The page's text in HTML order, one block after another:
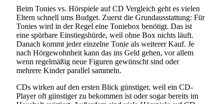
Beim Tonies vs. Hörspiele auf CD Vergleich geht es vielen
Eltern schnell ums Budget. Zuerst die Grundausstattung: Für
Tonies wird in der Regel eine Toniebox benötigt. Das ist
eine spürbare Einstiegshürde, weil ohne Box nichts läuft.
Danach kommt jeder einzelne Tonie als weiterer Kauf. Je
nach Hörgewohnheit kann das ins Geld gehen, vor allem
wenn regelmäßig neue Figuren gewünscht sind oder
mehrere Kinder parallel sammeln.
CDs wirken auf den ersten Blick günstiger, weil ein CD-
Player oft günstiger zu bekommen ist oder sogar bereits im